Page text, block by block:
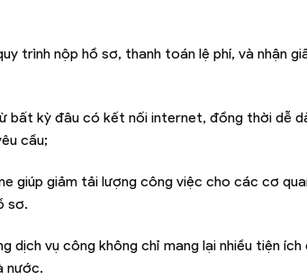
trình nộp hồ sơ, thanh toán lệ phí, và nhận
bất kỳ đâu có kết nối internet, đồng thời dễ
cầu;
giúp giảm tải lượng công việc cho các cơ
sơ.
vụ công không chỉ mang lại nhiều tiện ích
nước.